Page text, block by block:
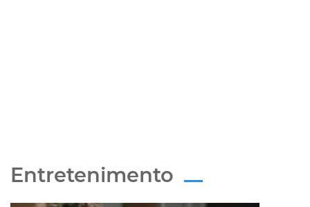
Entretenimento